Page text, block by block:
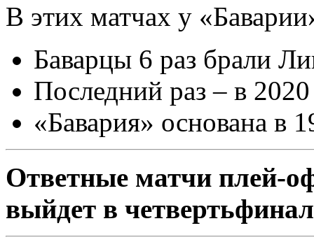
В этих матчах у
Баварцы 6 раз брали
Последний раз – в 2020
«Бавария» основана в
Ответные матчи плей-
выйдет в